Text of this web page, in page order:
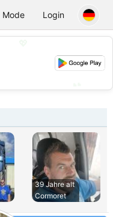
Mode Login
39 Jahre alt
Cormoret